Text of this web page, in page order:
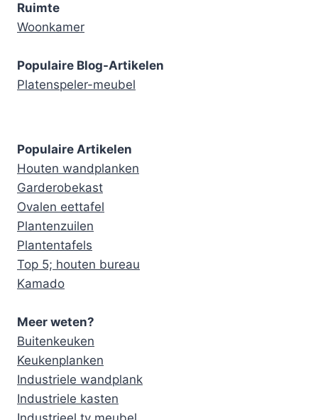
Ruimte
Woonkamer
Populaire Blog-Artikelen
Platenspeler-meubel
Populaire Artikelen
Houten wandplanken
Garderobekast
Ovalen eettafel
Plantenzuilen
Plantentafels
Top 5; houten bureau
Kamado
Meer weten?
Buitenkeuken
Keukenplanken
Industriele wandplank
Industriele kasten